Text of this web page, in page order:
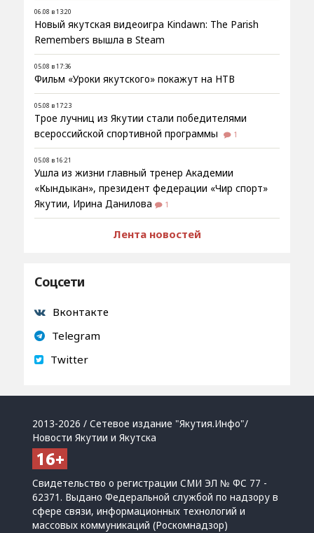
06.08 в 13:20
Новый якутская видеоигра Kindawn: The Parish
Remembers вышла в Steam
05.08 в 17:36
Фильм «Уроки якутского» покажут на НТВ
05.08 в 17:23
Трое лучниц из Якутии стали победителями
всероссийской спортивной программы
1
05.08 в 16:21
Ушла из жизни главный тренер Академии
«Кындыкан», президент федерации «Чир спорт»
Якутии, Ирина Данилова
1
Лента новостей
Соцсети
Вконтакте
Telegram
Twitter
2013-2026 / Сетевое издание "Якутия.Инфо"/
Новости Якутии и Якутска
Свидетельство о регистрации СМИ ЭЛ № ФС 77 -
62371. Выдано Федеральной службой по надзору в
сфере связи, информационных технологий и
массовых коммуникаций (Роскомнадзор)